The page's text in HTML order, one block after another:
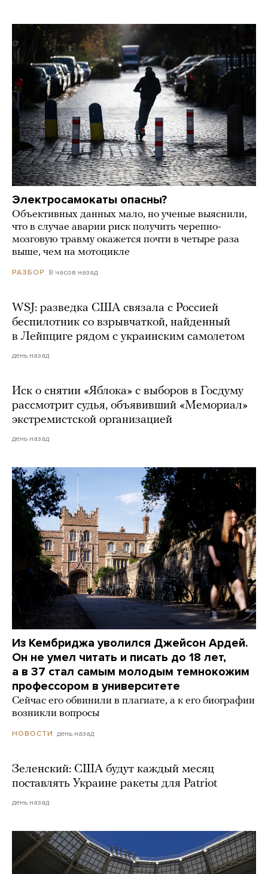
Электросамокаты опасны?
Объективных данных мало, но ученые выяснили,
что в случае аварии риск получить черепно-
мозговую травму окажется почти в четыре раза
выше, чем на мотоцикле
РАЗБОР 8 часов назад
WSJ: разведка США связала с Россией
беспилотник со взрывчаткой, найденный
в Лейпциге рядом с украинским самолетом
день назад
Иск о снятии «Яблока» с выборов в Госдуму
рассмотрит судья, объявивший «Мемориал»
экстремистской организацией
день назад
Из Кембриджа уволился Джейсон Ардей.
Он не умел читать и писать до 18 лет,
а в 37 стал самым молодым темнокожим
профессором в университете
Сейчас его обвинили в плагиате, а к его биографии
возникли вопросы
НОВОСТИ день назад
Зеленский: США будут каждый месяц
поставлять Украине ракеты для Patriot
день назад